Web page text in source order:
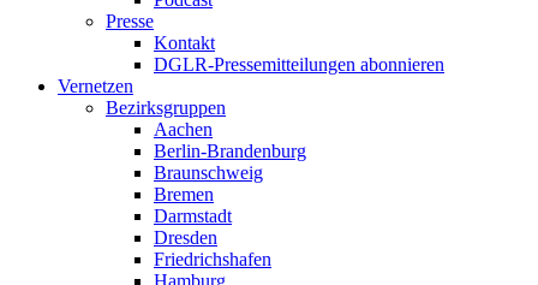
Presse
Kontakt
DGLR-Pressemitteilungen abonnieren
Vernetzen
Bezirksgruppen
Aachen
Berlin-Brandenburg
Braunschweig
Bremen
Darmstadt
Dresden
Friedrichshafen
Hamburg